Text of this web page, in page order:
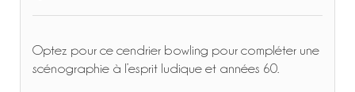
Optez pour ce cendrier bowling pour compléter une
scénographie à l’esprit ludique et années 60.